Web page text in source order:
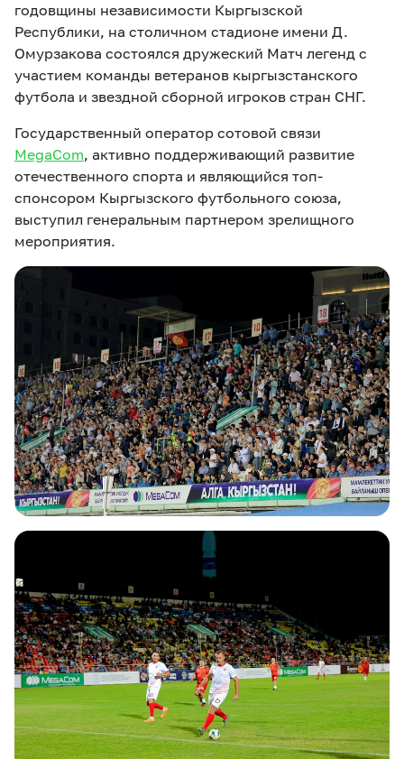
Чалуулар жана
SMS
Номерди тандоо SIM жеткирүү
Өнөктөштөргө
Офис картасы
жана каптоо
MegaTV MegaPay MegaKassa
годовщины независимости Кыргызской
Республики, на столичном стадионе имени Д.
Омурзакова состоялся дружеский Матч легенд с
участием команды ветеранов кыргызстанского
футбола и звездной сборной игроков стран СНГ.
Государственный оператор сотовой связи
MegaCom, активно поддерживающий развитие
отечественного спорта и являющийся топ-
спонсором Кыргызского футбольного союза,
выступил генеральным партнером зрелищного
мероприятия.